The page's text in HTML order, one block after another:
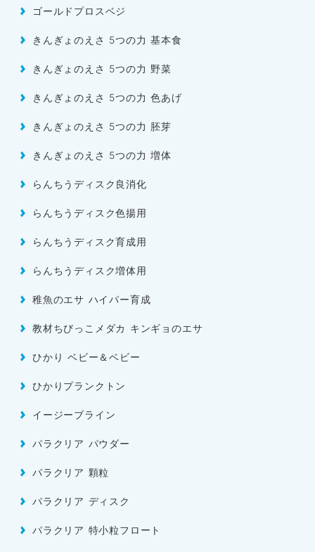
ゴールドプロスベジ
きんぎょのえさ 5つの力 基本食
きんぎょのえさ 5つの力 野菜
きんぎょのえさ 5つの力 色あげ
きんぎょのえさ 5つの力 胚芽
きんぎょのえさ 5つの力 増体
らんちうディスク良消化
らんちうディスク色揚用
らんちうディスク育成用
らんちうディスク増体用
稚魚のエサ ハイパー育成
教材ちびっこメダカ キンギョのエサ
ひかり ベビー＆ベビー
ひかりプランクトン
イージーブライン
パラクリア パウダー
パラクリア 顆粒
パラクリア ディスク
パラクリア 特小粒フロート